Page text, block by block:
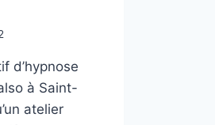
d’hypnose
à Saint-
atelier